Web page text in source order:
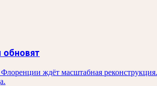
обновят
ждёт масштабная